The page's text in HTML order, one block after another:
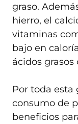
graso.
hierro, el
vitaminas
bajo en
ácidos grasos
Por toda esta
consumo de
beneficios